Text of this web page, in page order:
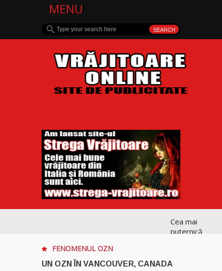
MENU
Cea mai
puternică
albă și
FENOMENUL OZN
UN OZN ÎN VANCOUVER, CANADA